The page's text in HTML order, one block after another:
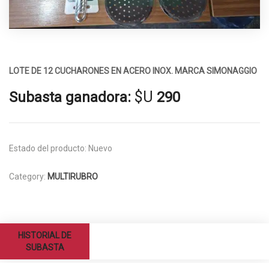
LOTE DE 12 CUCHARONES EN ACERO INOX. MARCA SIMONAGGIO
Subasta ganadora: $U 290
Estado del producto: Nuevo
Category: MULTIRUBRO
HISTORIAL DE
SUBASTA